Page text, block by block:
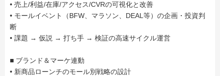
• 売上/利益/在庫/アクセス/CVRの可視化と改善
• モールイベント（BFW、マラソン、DEAL等）の企画・投資判
断
• 課題 → 仮説 → 打ち手 → 検証の高速サイクル運営
■ ブランド＆マーケ連動
• 新商品ローンチのモール別戦略の設計